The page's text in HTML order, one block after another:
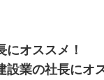
オススメ！
業の社長にオ